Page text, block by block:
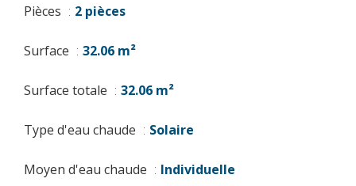
Pièces 2 pièces
Surface 32.06 m²
Surface totale 32.06 m²
Type d'eau chaude Solaire
Moyen d'eau chaude Individuelle